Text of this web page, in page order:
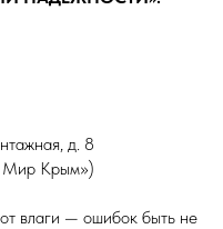
д. 8
Мир Крым»)
влаги — ошибок быть не